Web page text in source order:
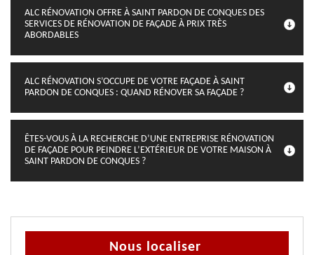
ALC RÉNOVATION OFFRE À SAINT PARDON DE CONQUES DES
SERVICES DE RÉNOVATION DE FAÇADE À PRIX TRÈS
ABORDABLES
ALC RÉNOVATION S’OCCUPE DE VOTRE FAÇADE À SAINT
PARDON DE CONQUES : QUAND RÉNOVER SA FAÇADE ?
ÊTES-VOUS À LA RECHERCHE D’UNE ENTREPRISE RÉNOVATION
DE FAÇADE POUR PEINDRE L’EXTÉRIEUR DE VOTRE MAISON À
SAINT PARDON DE CONQUES ?
Nous localiser